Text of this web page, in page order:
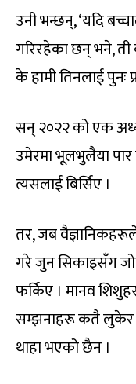
उनी भन्छन्, ‘यदि
गरिरहेका छन् भने,
के हामी तिनलाई पुनः
सन् २०२२ को एक
उमेरमा भूलभुलैया
त्यसलाई बिर्सिए ।
तर, जब वैज्ञानिकहरूले
गरे जुन सिकाइसँग
फर्किए । मानव
सम्झनाहरू कतै लुकेर
थाहा भएको छैन ।